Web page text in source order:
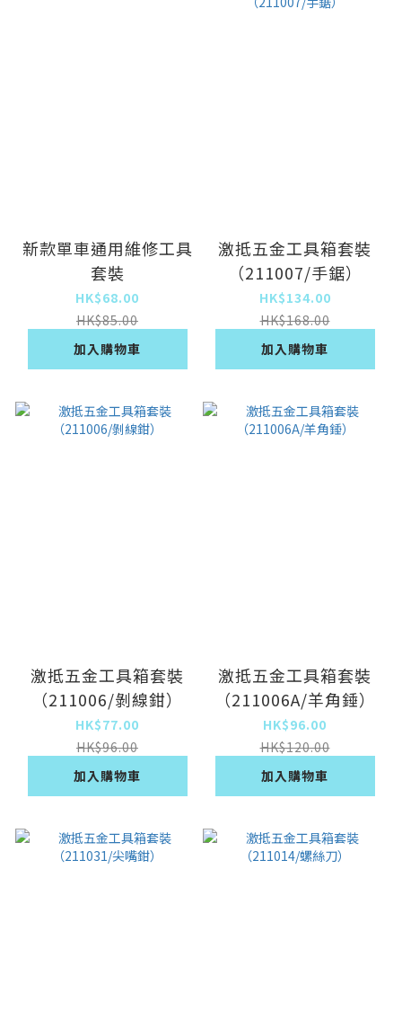
新款單車通用維修工具
套裝
HK$68.00
HK$85.00
加入購物車
激抵五金工具箱套裝
（211007/手鋸）
HK$134.00
HK$168.00
加入購物車
激抵五金工具箱套裝
（211006/剝線鉗）
HK$77.00
HK$96.00
加入購物車
激抵五金工具箱套裝
（211006A/羊角錘）
HK$96.00
HK$120.00
加入購物車